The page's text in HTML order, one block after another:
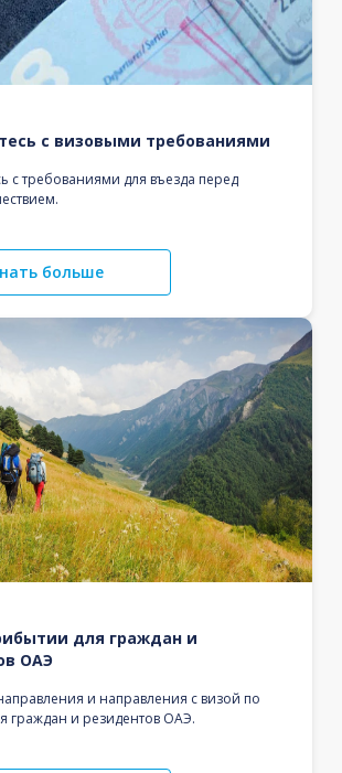
с визовыми требованиями
с требованиями для въезда перед
больше
для граждан и
ОАЭ
и направления с визой по
граждан и резидентов ОАЭ.